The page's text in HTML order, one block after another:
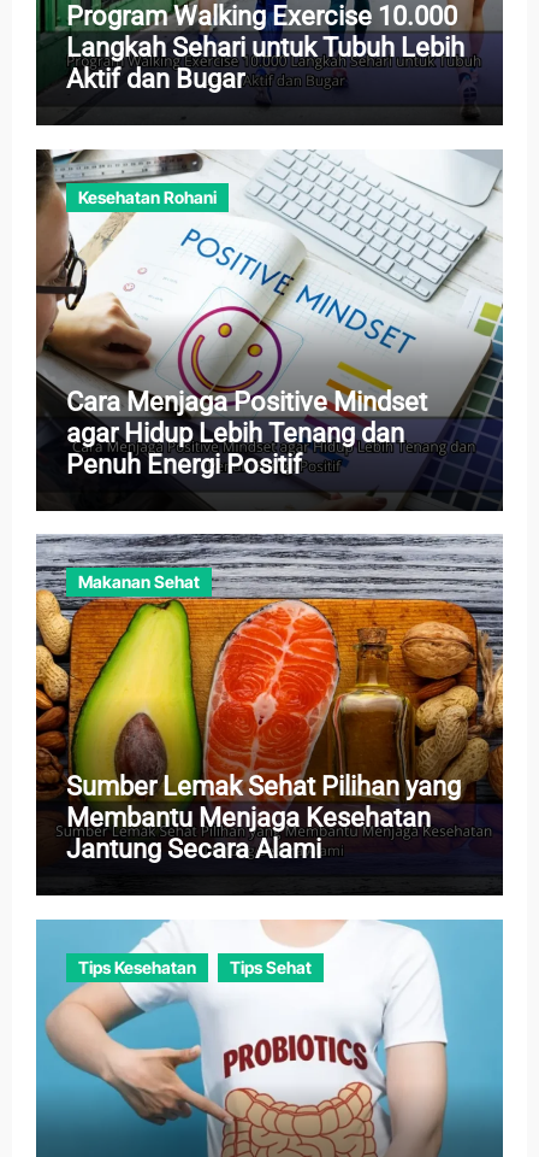
Program Walking Exercise 10.000
Langkah Sehari untuk Tubuh Lebih
Aktif dan Bugar
Kesehatan Rohani
Cara Menjaga Positive Mindset
agar Hidup Lebih Tenang dan
Penuh Energi Positif
Makanan Sehat
Sumber Lemak Sehat Pilihan yang
Membantu Menjaga Kesehatan
Jantung Secara Alami
Tips Kesehatan Tips Sehat